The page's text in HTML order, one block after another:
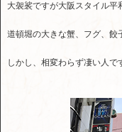
大袈裟ですが大阪スタイル平
道頓堀の大きな蟹、フグ、餃
しかし、相変わらず凄い人で